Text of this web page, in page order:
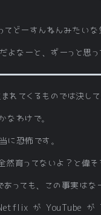
どーすんねんみたいな
なーと、ずーっと思っ
てくるものでは決して
なわけで。
に恐怖です。
育ってないよ？と偉
っても、この事実はな
が YouTube が